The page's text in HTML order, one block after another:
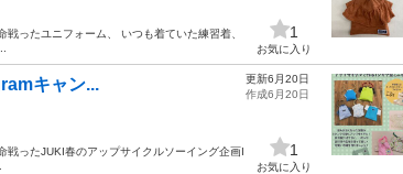
ったユニフォーム、 いつも着ていた練習着、
1
お気に入り
キャン...
戦ったJUKI春のアップサイクルソーイング企画I
更新6月20日
作成6月20日
1
お気に入り